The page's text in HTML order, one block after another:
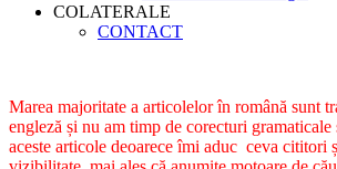
COLATERALE
CONTACT
Marea majoritate a articolelor în română sunt
engleză și nu am timp de corecturi
aceste articole deoarece îmi aduc ceva cititori